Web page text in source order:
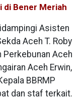
di Bener Meriah
Asisten
Aceh T. Roby
Perkebunan Aceh
Aceh Erwin,
BBRMP
dan staf terkait.